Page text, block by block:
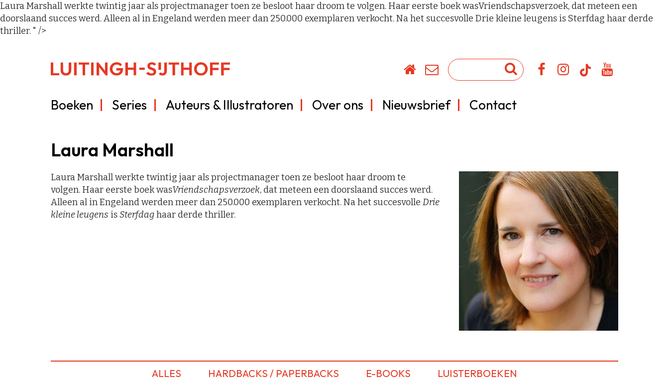
Laura Marshall werkte twintig jaar als projectmanager toen ze besloot haar droom te volgen. Haar eerste boek wasVriendschapsverzoek, dat meteen een
doorslaand succes werd. Alleen al in Engeland werden meer dan 250.000 exemplaren verkocht. Na het succesvolle Drie kleine leugens is Sterfdag haar derde
thriller. " />
Boeken Series Auteurs & Illustratoren Over ons Nieuwsbrief Contact
Laura Marshall
Laura Marshall werkte twintig jaar als projectmanager toen ze besloot haar droom te
volgen. Haar eerste boek wasVriendschapsverzoek, dat meteen een doorslaand succes werd.
Alleen al in Engeland werden meer dan 250.000 exemplaren verkocht. Na het succesvolle Drie
kleine leugens isSterfdaghaar derde thriller.
ALLES HARDBACKS / PAPERBACKS E-BOOKS LUISTERBOEKEN